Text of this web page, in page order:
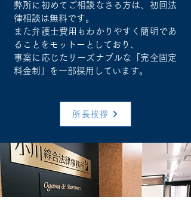
弊所に初めてご相談なさる方は、初回法
律相談は無料です。
また弁護士費用もわかりやすく簡明であ
ることをモットーとしており、
事案に応じたリーズナブルな「完全固定
料金制」を一部採用しています。
所長挨拶